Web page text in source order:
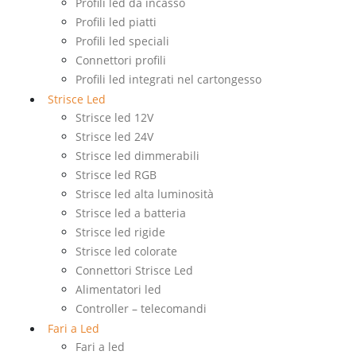
Profili led piatti
Profili led speciali
Connettori profili
Profili led integrati nel cartongesso
Strisce Led
Strisce led 12V
Strisce led 24V
Strisce led dimmerabili
Strisce led RGB
Strisce led alta luminosità
Strisce led a batteria
Strisce led rigide
Strisce led colorate
Connettori Strisce Led
Alimentatori led
Controller – telecomandi
Fari a Led
Fari a led